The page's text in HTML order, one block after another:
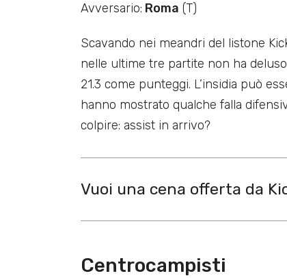
Avversario: Roma (T)
Scavando nei meandri del listone
nelle ultime tre partite non ha
21.3 come punteggi. L’insidia può
hanno mostrato qualche falla
colpire: assist in arrivo?
Vuoi una cena offerta da
Centrocampisti